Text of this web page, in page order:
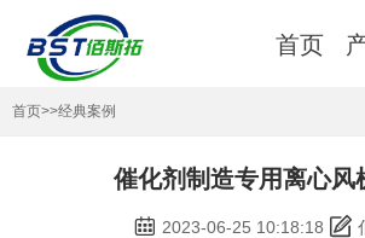
首页
首页>>经典案例
催化剂制造专用离心风
2023-06-25 10:18:18